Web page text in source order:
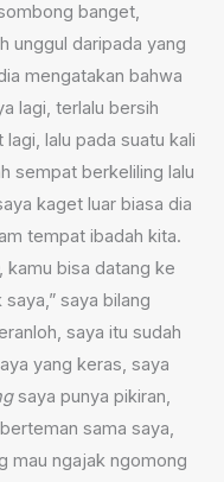
banget,
unggul daripada yang
mengatakan bahwa
lagi, terlalu bersih
lagi, lalu pada suatu kali
sempat berkeliling lalu
kaget luar biasa dia
tempat ibadah kita.
, kamu bisa datang ke
saya bilang
saya itu sudah
yang keras, saya
saya punya pikiran,
sama saya,
mau ngajak ngomong